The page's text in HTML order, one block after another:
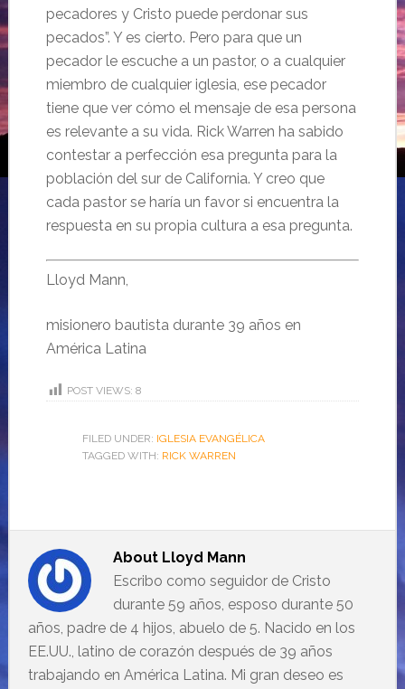
pecadores y Cristo puede perdonar sus
pecados”. Y es cierto. Pero para que un
pecador le escuche a un pastor, o a cualquier
miembro de cualquier iglesia, ese pecador
tiene que ver cómo el mensaje de esa persona
es relevante a su vida. Rick Warren ha sabido
contestar a perfección esa pregunta para la
población del sur de California. Y creo que
cada pastor se haría un favor si encuentra la
respuesta en su propia cultura a esa pregunta.
Lloyd Mann,
misionero bautista durante 39 años en
América Latina
POST VIEWS: 8
FILED UNDER: IGLESIA EVANGÉLICA
TAGGED WITH: RICK WARREN
About Lloyd Mann
Escribo como seguidor de Cristo
durante 59 años, esposo durante 50
años, padre de 4 hijos, abuelo de 5. Nacido en los
EE.UU., latino de corazón después de 39 años
trabajando en América Latina. Mi gran deseo es